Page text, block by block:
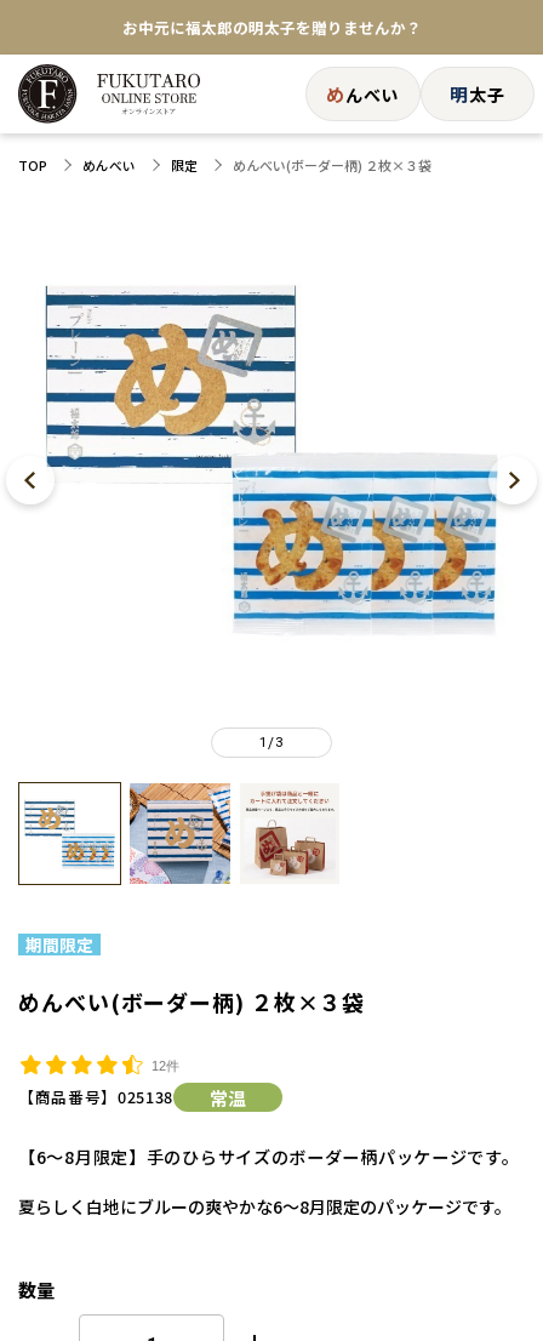
お中元に福太郎の明太子を贈りませんか？
★めんべい25周年記念商品が登場★
【色々な味を試したい方へ】ポストイン！めんべい
めんべい 明太子
TOP めんべい 限定 めんべい(ボーダー柄) ２枚×３袋
1 /3
めんべい(ボーダー柄) ２枚×３袋
12件
【商品番号】 025138 常温
【6～8月限定】手のひらサイズのボーダー柄パッケージです。
夏らしく白地にブルーの爽やかな6～8月限定のパッケージです。
数量